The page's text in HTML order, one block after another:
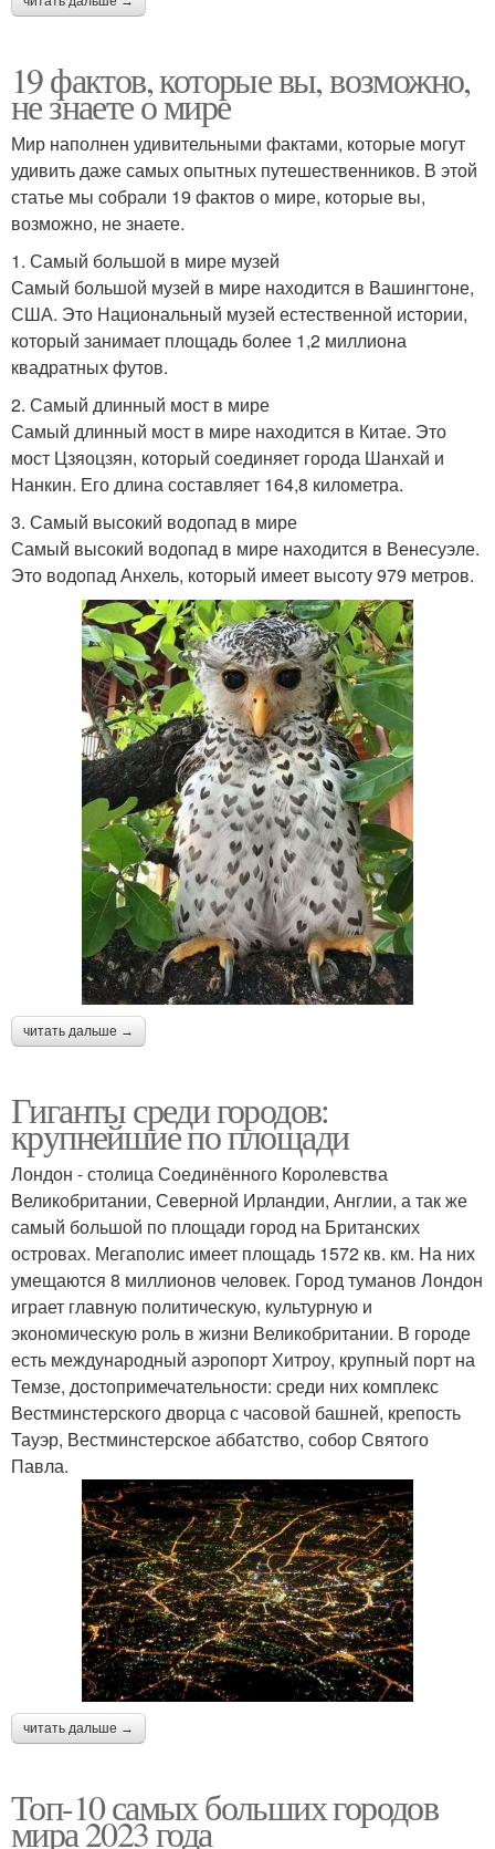
19 фактов, которые вы, возможно,
не знаете о мире
Мир наполнен удивительными фактами, которые могут
удивить даже самых опытных путешественников. В этой
статье мы собрали 19 фактов о мире, которые вы,
возможно, не знаете.
1. Самый большой в мире музей
Самый большой музей в мире находится в Вашингтоне,
США. Это Национальный музей естественной истории,
который занимает площадь более 1,2 миллиона
квадратных футов.
2. Самый длинный мост в мире
Самый длинный мост в мире находится в Китае. Это
мост Цзяоцзян, который соединяет города Шанхай и
Нанкин. Его длина составляет 164,8 километра.
3. Самый высокий водопад в мире
Самый высокий водопад в мире находится в Венесуэле.
Это водопад Анхель, который имеет высоту 979 метров.
читать дальше →
Гиганты среди городов:
крупнейшие по площади
Лондон - столица Соединённого Королевства
Великобритании, Северной Ирландии, Англии, а так же
самый большой по площади город на Британских
островах. Мегаполис имеет площадь 1572 кв. км. На них
умещаются 8 миллионов человек. Город туманов Лондон
играет главную политическую, культурную и
экономическую роль в жизни Великобритании. В городе
есть международный аэропорт Хитроу, крупный порт на
Темзе, достопримечательности: среди них комплекс
Вестминстерского дворца с часовой башней, крепость
Тауэр, Вестминстерское аббатство, собор Святого
Павла.
читать дальше →
Топ-10 самых больших городов
мира 2023 года